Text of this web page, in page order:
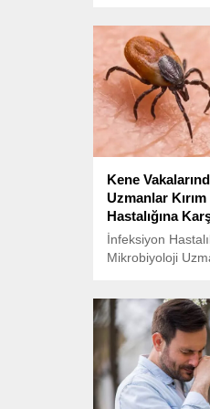
olduğunu
çıkarılırken
hastalık riskini
uzman, şu kritik
Kene
Uzmanlar
Hastalığına
İnfeksiyon
Mikrobiyoloji
hastalıklarda
belirterek,
Kanamalı Ateşi
hastalığına karşı
bulundu.